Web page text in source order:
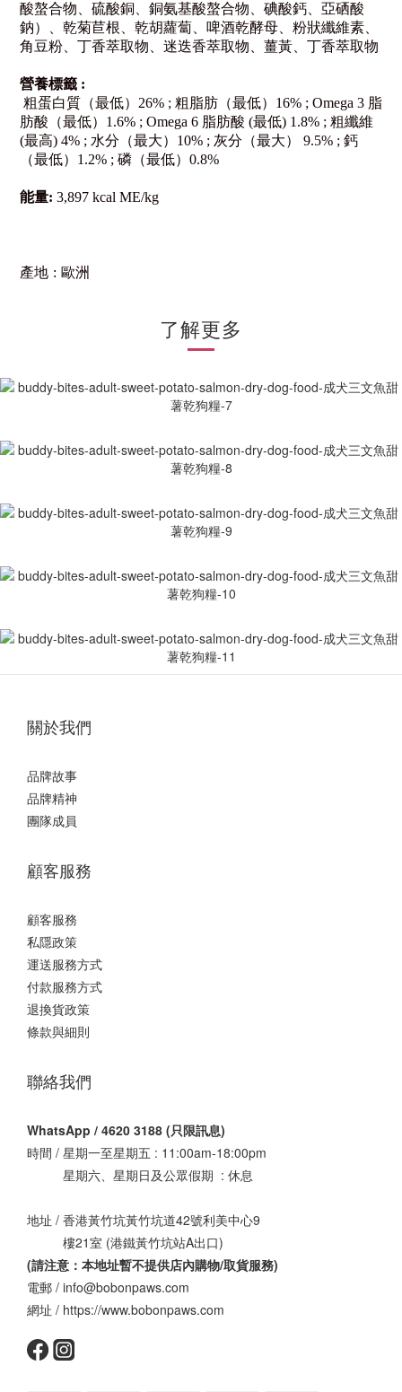
酸螯合物、硫酸銅、銅氨基酸螯合物、碘酸鈣、亞硒酸
鈉）、乾菊苣根、乾胡蘿蔔、啤酒乾酵母、粉狀纖維素、
角豆粉、丁香萃取物、迷迭香萃取物、薑黃、丁香萃取物
營養標籤 :
粗蛋白質（最低） 26% ; 粗脂肪（最低） 16% ; Omega 3 脂
肪酸（最低） 1.6% ; Omega 6 脂肪酸 (最低) 1.8% ; 粗纖維
(最高) 4% ; 水分 （最大） 10% ; 灰分（最大） 9.5% ; 鈣
（最低） 1.2% ; 磷（最低） 0.8%
能量: 3,897 kcal ME/kg
產地 : 歐洲
了解更多
關於我們
品牌故事
品牌精神
團隊成員
顧客服務
顧客服務
私隱政策
運送服務方式
付款服務方式
退換貨政策
條款與細則
聯絡我們
WhatsApp / 4620 3188 (只限訊息)
時間 / 星期一至星期五 : 11:00am-18:00pm
星期六、星期日及公眾假期 : 休息
地址 / 香港黃竹坑黃竹坑道42號利美中心9
樓21室 (港鐵黃竹坑站A出口)
(請注意：本地址暫不提供店內購物/取貨服務)
電郵 / info@bobonpaws.com
網址 / https://www.bobonpaws.com